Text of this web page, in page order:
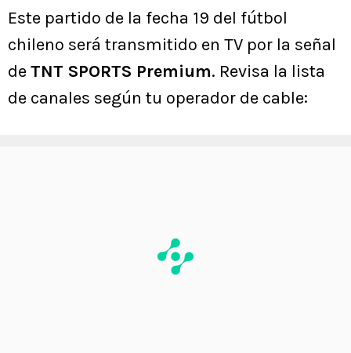
Este partido de la fecha 19 del fútbol
chileno será transmitido en TV por la señal
deTNT SPORTS Premium. Revisa la lista
de canales según tu operador de cable: